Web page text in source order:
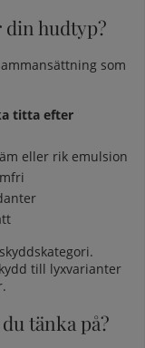
hudtyp?
som
titta efter
eller rik emulsion
.
till lyxvarianter
tänka på?